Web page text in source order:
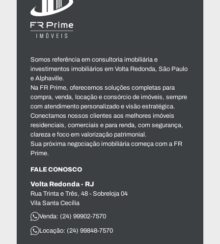
Somos referência em consultoria imobiliária e
investimentos imobiliários em Volta Redonda, São Paulo
e Alphaville.
Na FR Prime, oferecemos soluções completas para
compra, venda, locação e consórcio de imóveis, sempre
com atendimento personalizado e visão estratégica.
Conectamos nossos clientes aos melhores imóveis
residenciais, comerciais e para renda, com segurança,
clareza e foco em valorização patrimonial.
Sua próxima negociação imobiliária começa com a FR
Prime.
FALE CONOSCO
Volta Redonda - RJ
Rua Trinta e Três, 48 - Sobreloja 04
Vila Santa Cecília
Venda: (24) 99902-7570
Locação: (24) 99848-7570